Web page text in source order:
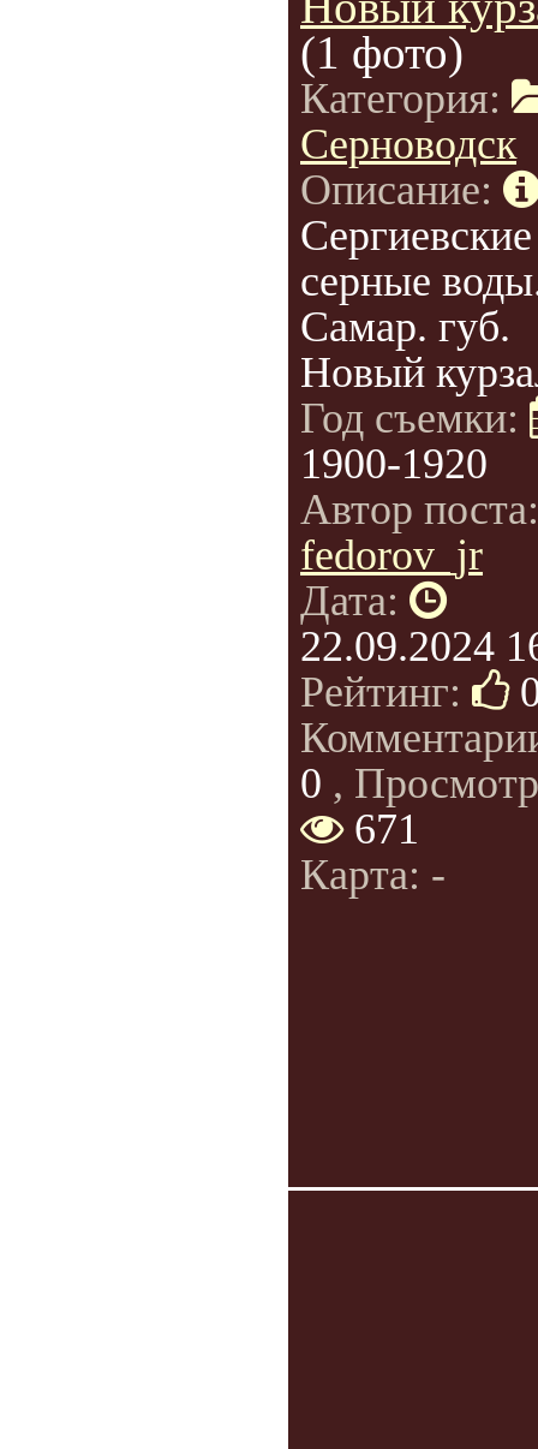
(1 фото)
Категория:
Серноводск
Описание:
Сергиевские
серные
Самар. губ.
Новый
Год съемки:
1900-1920
Автор
fedorov_jr
Дата:
22.09.2024
Рейтинг:
0 ,
671
Карта: -